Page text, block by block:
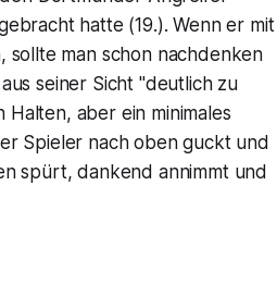
hatte (19.). Wenn er mit
sollte man schon nachdenken
seiner Sicht "deutlich zu
aber ein minimales
Spieler nach oben guckt und
spürt, dankend annimmt und